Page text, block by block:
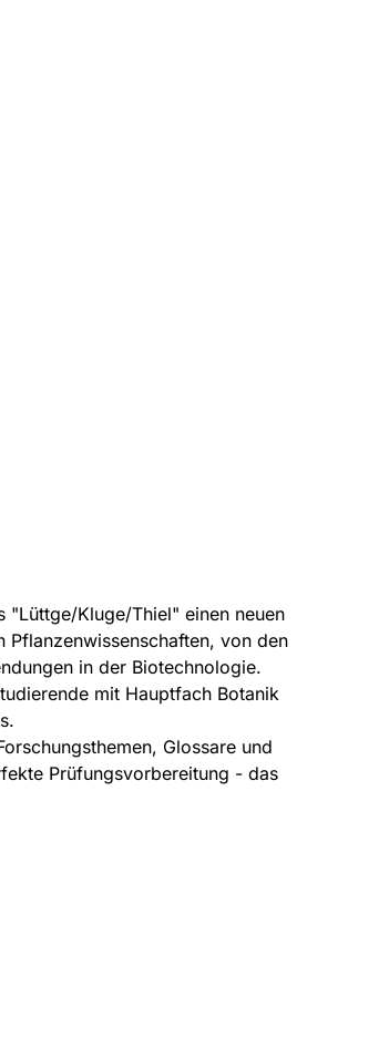
Kluge/Thiel" einen neuen
Pflanzenwissenschaften, von den
in der Biotechnologie.
mit Hauptfach Botanik
Glossare und
Prüfungsvorbereitung - das